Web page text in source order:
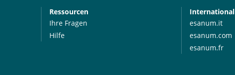
Ressourcen
Ihre Fragen
Hilfe
International
esanum.it
esanum.com
esanum.fr